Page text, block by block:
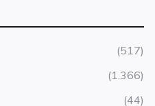
(517)
(1.366)
(44)